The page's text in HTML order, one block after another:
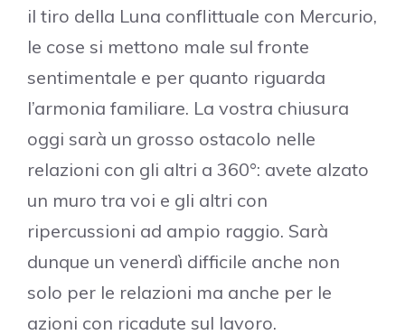
il tiro della Luna conflittuale con Mercurio,
le cose si mettono male sul fronte
sentimentale e per quanto riguarda
l’armonia familiare. La vostra chiusura
oggi sarà un grosso ostacolo nelle
relazioni con gli altri a 360°: avete alzato
un muro tra voi e gli altri con
ripercussioni ad ampio raggio. Sarà
dunque un venerdì difficile anche non
solo per le relazioni ma anche per le
azioni con ricadute sul lavoro.